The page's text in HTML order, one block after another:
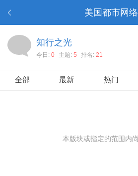
美国都市网络
知行之光
今日: 0 主题: 5 排名: 21
全部 最新 热门
本版块或指定的范围内